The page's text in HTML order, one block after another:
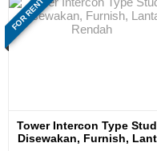
FOR RENT
Tower Intercon Type
Disewakan, Furnish,